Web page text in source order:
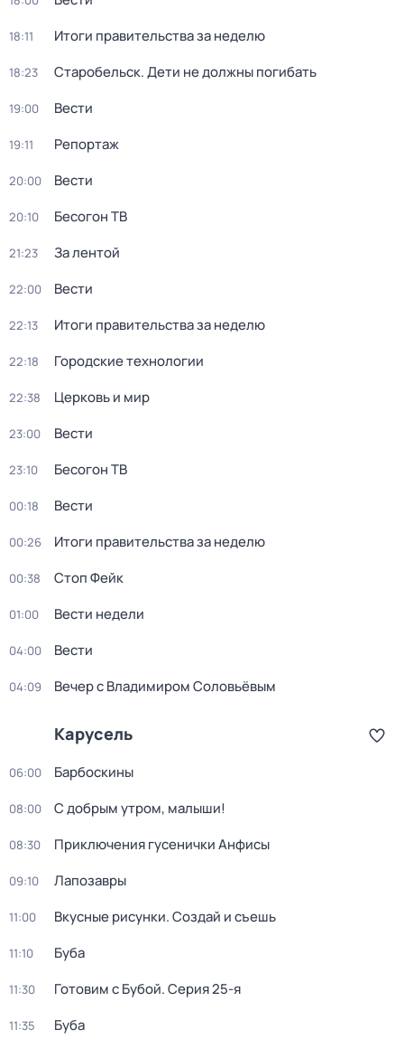
18:11 Итоги правительства за неделю
18:23 Старобельск. Дети не должны погибать
19:00 Вести
19:11 Репортаж
20:00 Вести
20:10 Бесогон ТВ
21:23 За лентой
22:00 Вести
22:13 Итоги правительства за неделю
22:18 Городские технологии
22:38 Церковь и мир
23:00 Вести
23:10 Бесогон ТВ
00:18 Вести
00:26 Итоги правительства за неделю
00:38 Стоп Фейк
01:00 Вести недели
04:00 Вести
04:09 Вечер с Владимиром Соловьёвым
Карусель
06:00 Барбоскины
08:00 С добрым утром, малыши!
08:30 Приключения гусенички Анфисы
09:10 Лапозавры
11:00 Вкусные рисунки. Создай и съешь
11:10 Буба
11:30 Готовим с Бубой. Серия 25-я
11:35 Буба